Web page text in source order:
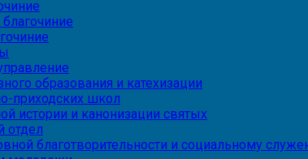
образования и катехизации
приходских школ
истории и канонизации святых
отдел
благотворительности и социальному